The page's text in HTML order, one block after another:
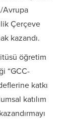
Avrupa
Çerçeve
kazandı.
öğretim
“GCC-
katkı
katılım